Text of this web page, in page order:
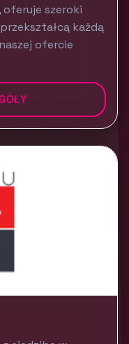
szeroki
każdą
ofercie